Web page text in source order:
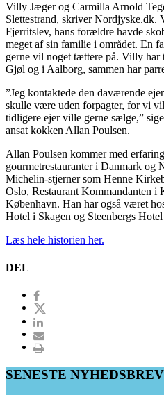
Villy Jæger og Carmilla Arnold
Slettestrand, skriver Nordjyske.dk.
Fjerritslev, hans forældre havde
meget af sin familie i området. En
gerne vil noget tættere på. Villy har
Gjøl og i Aalborg, sammen har
”Jeg kontaktede den daværende
skulle være uden forpagter, for vi
tidligere ejer ville gerne sælge,”
ansat kokken Allan Poulsen.
Allan Poulsen kommer med
gourmetrestauranter i Danmark og
Michelin-stjerner som Henne
Oslo, Restaurant Kommandanten
København. Han har også været
Hotel i Skagen og Steenbergs
Læs hele historien her.
DEL
SENESTE NYHEDSBREV